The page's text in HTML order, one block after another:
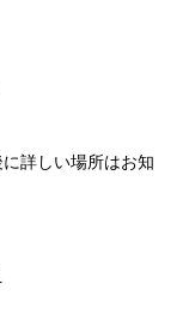
詳しい場所はお知